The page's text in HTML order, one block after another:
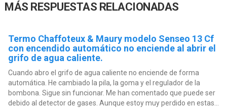
MÁS RESPUESTAS RELACIONADAS
Termo Chaffoteux & Maury modelo Senseo 13 Cf
con encendido automático no enciende al abrir el
grifo de agua caliente.
Cuando abro el grifo de agua caliente no enciende de forma
automática. He cambiado la pila, la goma y el regulador de la
bombona. Sigue sin funcionar. Me han comentado que puede ser
debido al detector de gases. Aunque estoy muy perdido en estas...